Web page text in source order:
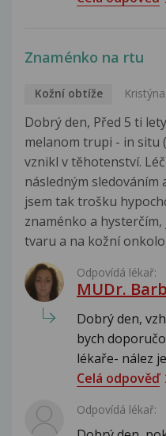
Znaménko na rtu
Kožní obtíže Kristýna
Dobrý den, Před 5 ti
melanom trupi - in situ
vznikl v těhotenství.
následným sledováním
jsem tak trošku
znaménko a
tvaru a na kožní
Odpovídá lékař:
MUDr.
Dobrý den,
bych
lékaře- nález
Celá odpověď
Odpovídá lékař: